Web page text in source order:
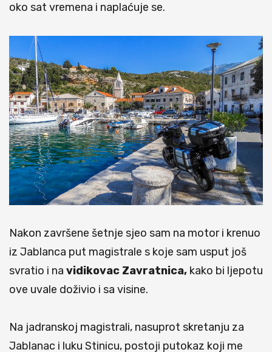
oko sat vremena i naplaćuje se.
Nakon završene šetnje sjeo sam na motor i krenuo
iz Jablanca put magistrale s koje sam usput još
svratio i na vidikovac Zavratnica, kako bi ljepotu
ove uvale doživio i sa visine.
Na jadranskoj magistrali, nasuprot skretanju za
Jablanac i luku Stinicu, postoji putokaz koji me